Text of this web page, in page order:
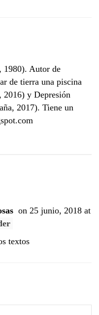
1980). Autor de
de tierra una piscina
2016) y Depresión
2017). Tiene un
on 25 junio, 2018 at
textos